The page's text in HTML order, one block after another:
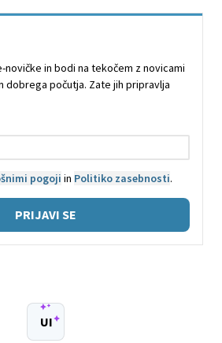
novičke in bodi na tekočem z novicami
dobrega počutja. Zate jih pripravlja
pogoji in Politiko zasebnosti.
PRIJAVI SE
UI